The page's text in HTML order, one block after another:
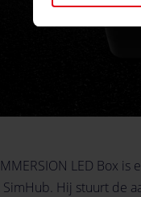
LED Box
Hij stuurt de